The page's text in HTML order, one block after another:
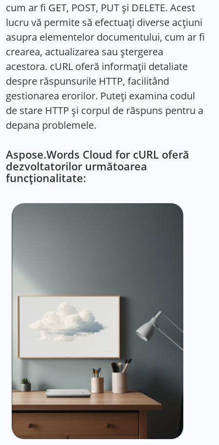
cum ar fi GET, POST, PUT și DELETE. Acest
lucru vă permite să efectuați diverse acțiuni
asupra elementelor documentului, cum ar fi
crearea, actualizarea sau ștergerea
acestora. cURL oferă informații detaliate
despre răspunsurile HTTP, facilitând
gestionarea erorilor. Puteți examina codul
de stare HTTP și corpul de răspuns pentru a
depana problemele.
Aspose.Words Cloud for cURL oferă
dezvoltatorilor următoarea
funcționalitate: